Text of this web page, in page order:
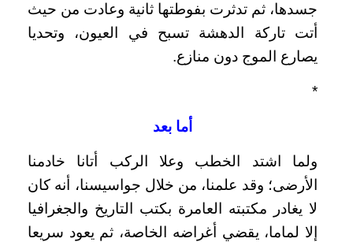
جسدها، ثم تدثرت بفوطتها ثانية وعادت من حيث
أتت تاركة الدهشة تسبح في العيون، وتحديا
يصارع الموج دون منازع.
*
أما بعد
ولما اشتد الخطب وعلا الركب أتانا خادمنا
الأرضى؛ وقد علمنا، من خلال جواسيسنا، أنه كان
لا يغادر مكتبته العامرة بكتب التاريخ والجغرافيا
إلا لماما، يقضي أغراضه الخاصة، ثم يعود سريعا